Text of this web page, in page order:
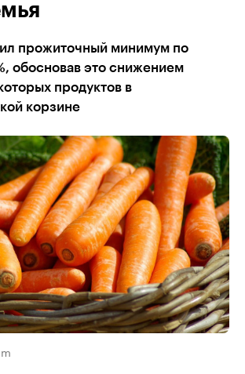
прожиточный минимум по
обосновав это снижением
продуктов в
корзине